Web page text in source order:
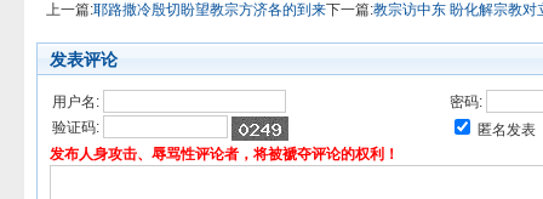
上一篇:耶路撒冷殷切盼望教宗方济各的到来下一篇:教宗访中东 盼化解宗教对
发表评论
用户名:
密码:
验证码:
匿名发表
发布人身攻击、辱骂性评论者，将被褫夺评论的权利！